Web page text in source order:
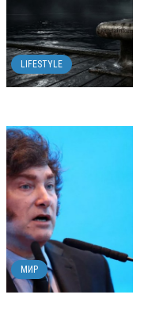
LIFESTYLE
МИР